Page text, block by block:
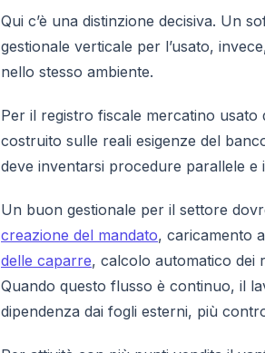
Qui c’è una distinzione decisiva. Un
gestionale verticale per l’usato,
nello stesso ambiente.
Per il registro fiscale mercatino usato
costruito sulle reali esigenze del
deve inventarsi procedure parallele
Un buon gestionale per il settore
creazione del mandato, caricamento
delle caparre, calcolo automatico dei
Quando questo flusso è continuo, il
dipendenza dai fogli esterni, più